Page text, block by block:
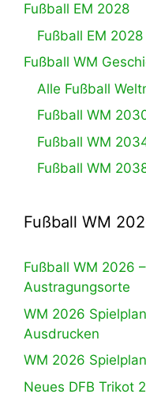
Fußball EM 2028
Fußball EM
Fußball WM
Alle Fußball
Fußball WM
Fußball WM
Fußball WM
Fußball WM
Fußball WM 2026
Austragungsorte
WM 2026
Ausdrucken
WM 2026
Neues DFB Trikot